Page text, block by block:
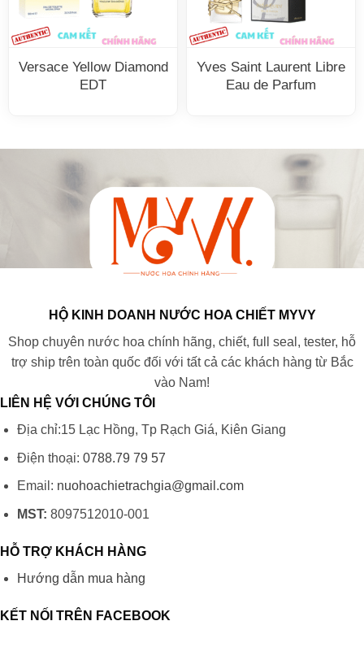
Versace Yellow Diamond
EDT
Yves Saint Laurent Libre
Eau de Parfum
HỘ KINH DOANH NƯỚC HOA CHIẾT MYVY
Shop chuyên nước hoa chính hãng, chiết, full seal, tester, hỗ
trợ ship trên toàn quốc đối với tất cả các khách hàng từ Bắc
vào Nam!
LIÊN HỆ VỚI CHÚNG TÔI
Địa chỉ:15 Lạc Hồng, Tp Rạch Giá, Kiên Giang
Điện thoại: 0788.79 79 57
Email: nuohoachietrachgia@gmail.com
MST: 8097512010-001
HỖ TRỢ KHÁCH HÀNG
Hướng dẫn mua hàng
KẾT NỐI TRÊN FACEBOOK